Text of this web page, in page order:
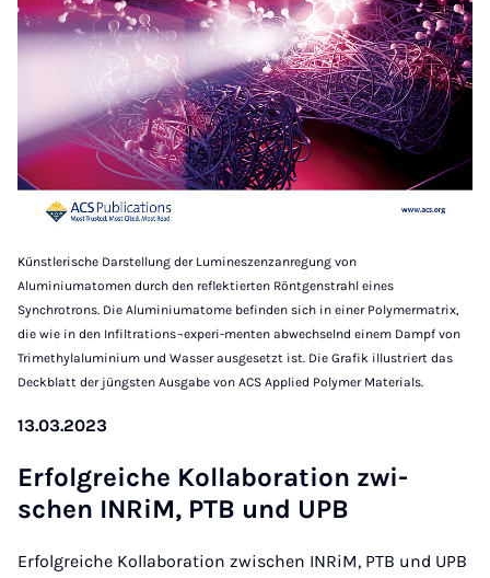
Künstlerische Darstellung der Lumineszenzanregung von
Aluminiumatomen durch den reflektierten Röntgenstrahl eines
Synchrotrons. Die Aluminiumatome befinden sich in einer Polymermatrix,
die wie in den Infiltrations¬experi-menten abwechselnd einem Dampf von
Trimethylaluminium und Wasser ausgesetzt ist. Die Grafik illustriert das
Deckblatt der jüngsten Ausgabe von ACS Applied Polymer Materials.
13.03.2023
Er­folg­rei­che Kol­la­bo­ra­ti­on zwi­
schen IN­RiM, PTB und UPB
Erfolgreiche Kollaboration zwischen INRiM, PTB und UPB